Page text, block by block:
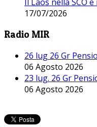
Il Laos nella SCO
17/07/2026
Radio MIR
26 lug 26 Gr
06 Agosto 2026
23 lug. 26 Gr
06 Agosto 2026